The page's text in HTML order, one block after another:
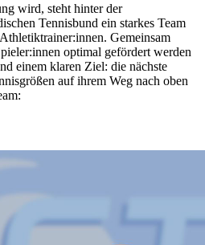
wird, steht hinter der
Tennisbund ein starkes Team
Gemeinsam
optimal gefördert werden
einem klaren Ziel: die nächste
auf ihrem Weg nach oben